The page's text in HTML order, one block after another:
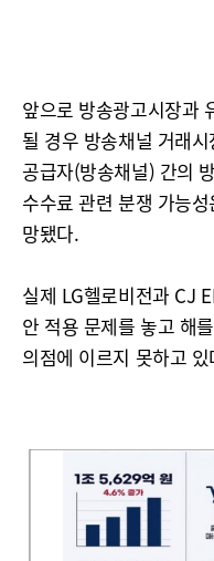
앞으로 방송광고시장과
될 경우 방송채널 거래
공급자(방송채널) 간의
수수료 관련 분쟁 가능
망됐다.
실제 LG헬로비전과 CJ
안 적용 문제를 놓고 해
의점에 이르지 못하고 있